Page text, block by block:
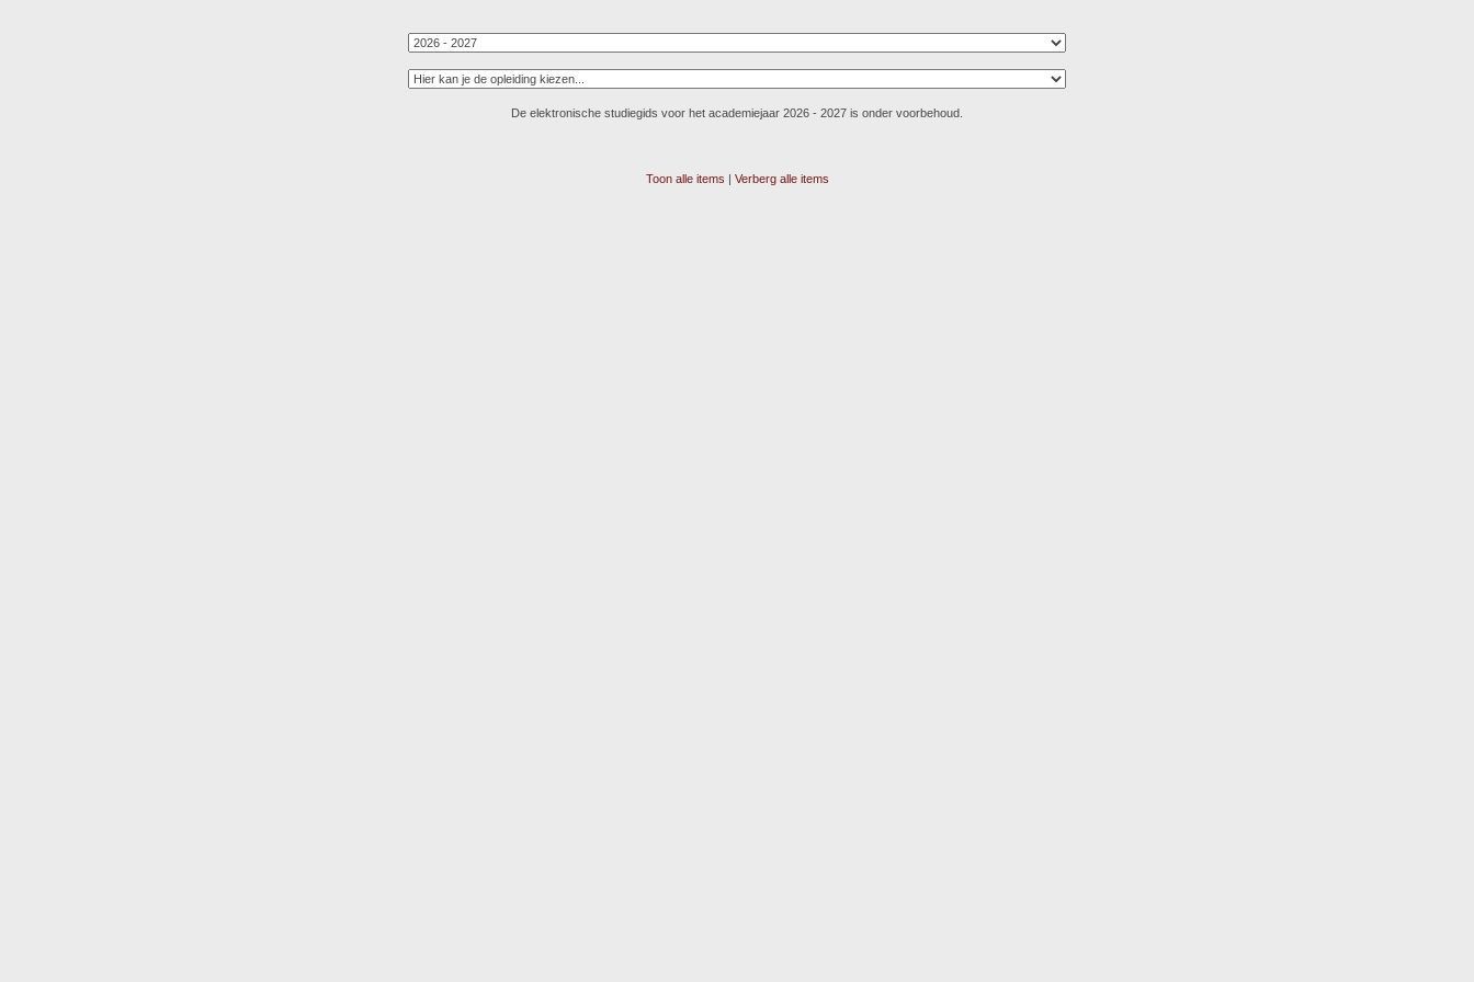
De elektronische studiegids voor het academiejaar 2026 - 2027 is onder voorbehoud.
Toon alle items | Verberg alle items